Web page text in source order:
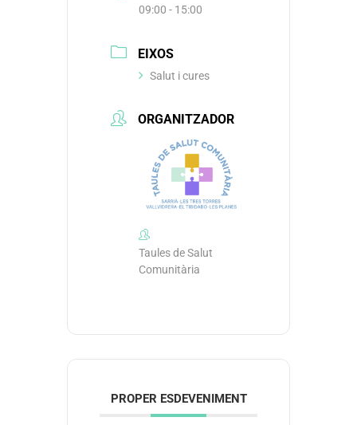
09:00 - 15:00
EIXOS
Salut i cures
ORGANITZADOR
Taules de Salut
Comunitària
PROPER ESDEVENIMENT